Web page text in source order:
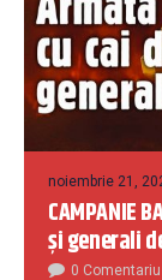
noiembrie 21,
CAMPANIE
și generali
0 Comentariu